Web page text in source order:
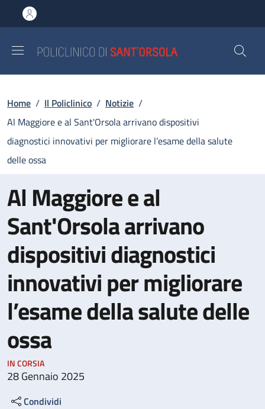
al contenuto principale
to footer content
Briciole di pane
Home / Il Policlinico / Notizie /
Al Maggiore e al Sant'Orsola arrivano dispositivi
diagnostici innovativi per migliorare l’esame della salute
delle ossa
Al Maggiore e al
Sant'Orsola arrivano
dispositivi diagnostici
innovativi per migliorare
l’esame della salute delle
ossa
IN CORSIA
28 Gennaio 2025
Condividi